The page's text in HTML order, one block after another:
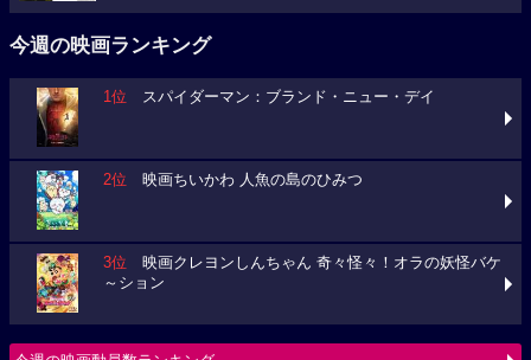
今週の映画ランキング
1位 スパイダーマン：ブランド・ニュー・デイ
2位 映画ちいかわ 人魚の島のひみつ
3位 映画クレヨンしんちゃん 奇々怪々！オラの妖怪バケ
～ション